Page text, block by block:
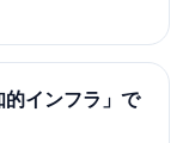
インフラ」で